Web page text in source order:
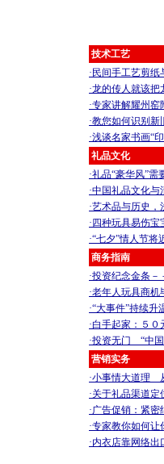
技术工艺
·民间手工艺剪
·龙的传人就该
·专家讲解耀州
·教您如何识别
·浅谈名家书画“
礼品文化
·礼品“豪华风”
·中国礼品文化与
·艺术品与历史
·四种玩具易伤
·“七夕”情人节
商务指南
·投资纪念金条
·老年人玩具商
·“大事件”持续
·白手起家：５
·投资无门 “中
营销实务
·小事情大道理
·关于礼品渠道
·广告促销：紧
·专家教你如何
·内衣店靠网络